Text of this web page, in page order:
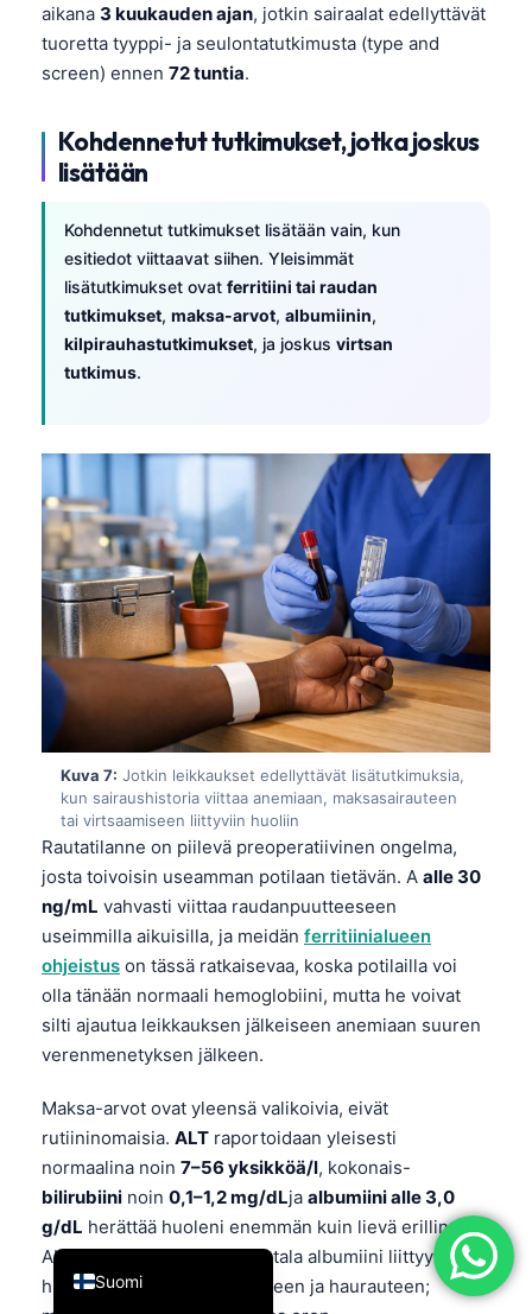
aikana 3 kuukauden ajan, jotkin sairaalat edellyttävät
tuoretta tyyppi- ja seulontatutkimusta (type and
screen) ennen 72 tuntia.
Kohdennetut tutkimukset, jotka joskus
lisätään
Kohdennetut tutkimukset lisätään vain, kun
esitiedot viittaavat siihen. Yleisimmät
lisätutkimukset ovat ferritiini tai raudan
tutkimukset, maksa-arvot, albumiinin,
kilpirauhastutkimukset, ja joskus virtsan
tutkimus.
Kuva 7: Jotkin leikkaukset edellyttävät lisätutkimuksia,
kun sairaushistoria viittaa anemiaan, maksasairauteen
tai virtsaamiseen liittyviin huoliin
Rautatilanne on piilevä preoperatiivinen ongelma,
josta toivoisin useamman potilaan tietävän. A alle 30
ng/mL vahvasti viittaa raudanpuutteeseen
useimmilla aikuisilla, ja meidän ferritiinialueen
ohjeistus on tässä ratkaisevaa, koska potilailla voi
olla tänään normaali hemoglobiini, mutta he voivat
silti ajautua leikkauksen jälkeiseen anemiaan suuren
verenmenetyksen jälkeen.
Maksa-arvot ovat yleensä valikoivia, eivät
rutiininomaisia. ALT raportoidaan yleisesti
normaalina noin 7–56 yksikköä/l, kokonais-
bilirubiini noin 0,1–1,2 mg/dLja albumiini alle 3,0
g/dL herättää huoleni enemmän kuin lievä erillinen
ALT-arvon nousu, koska matala albumiini liittyy
huonoon haavan paranemiseen ja haurauteen;
Suomi
Deutsch
العربية
Italiano
Español
Português
Ελληνικά
Türkçe
Română
简体中文
فارسی
Български
Nederlands
हिन्दी
Bahasa Indonesia
Հայերեն
Íslenska
Српски језик
Bosanski
Azərbaycan dili
日本語
Čeština
ქართული
Русский
Polski
한국어